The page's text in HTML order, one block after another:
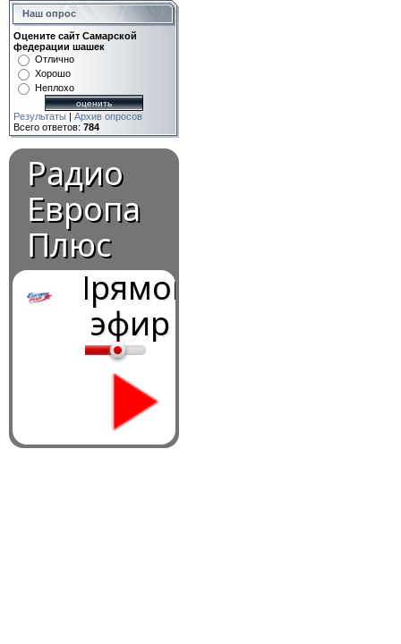
Наш опрос
Оцените сайт Самарской
федерации шашек
Отлично
Хорошо
Неплохо
Результаты | Архив опросов
Всего ответов: 784
Радио
Европа
Плюс
Прямой
эфир